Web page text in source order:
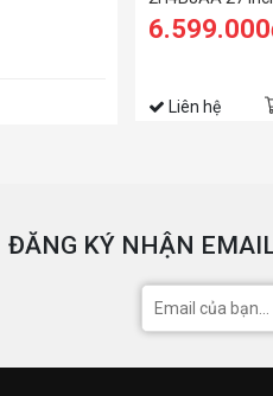
Liên hệ
ĐĂNG KÝ NHẬN